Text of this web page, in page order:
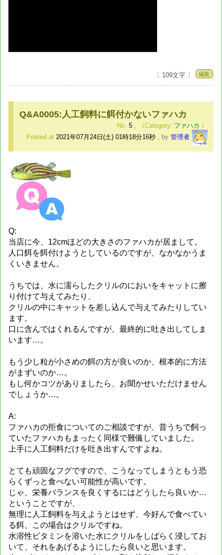
〔 109文字 〕 編集
Q&A0005:人工飼料に餌付かないファハカ
No. 5
ファハカ
Posted at 2021年07月24日(土) 01時18分16秒 , by 管理者
Q:
当店に今、12cmほどの大きさのファハカが居まして。
人口餌を餌付けようとしているのですが、なかなかうま
くいきません。
うちでは、水に濡らしたクリルのにおいをキャットに擦
り付けて与えてみたり、
クリルの中にキャットを差し込んで与えてみたりしてい
ます。
口に含んではくれるんですが、最終的に吐き出してしま
います…。
もう少し粒が小さめの餌の方が良いのか、根本的に方法
がまずいのか…。
もし何かコツがありましたら、お聞かせいただけません
でしょうか…。
A:
ファハカの拒食についてのご相談ですが、昔うちで飼っ
ていたファハカもまったく同様で難儀していました。
上手に人工飼料だけを吐き出すんですよね。
とても頑固なフグですので、こうなってしまうともう恐
らくずっと食べない可能性が高いです。
じゃ、栄養バランスを良くするにはどうしたら良いか…
ということですが、
無理に人工飼料を与えようとはせず、今好んで食べてい
る餌、この場合はクリルですね。
水溶性ビタミンを溶いた水にクリルをしばらく浸してお
いて、それをあげるようにしたら良いと思います。